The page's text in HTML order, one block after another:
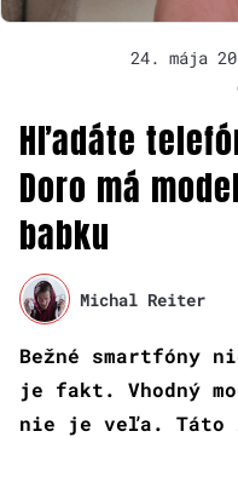
24. mája
Hľadáte
Doro má
babku
Michal Reiter
Bežné smartfóny
je fakt. Vhodný
nie je veľa. Táto